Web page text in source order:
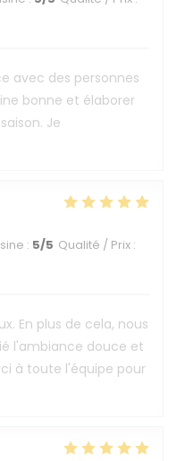
avec des personnes
bonne et élaborer
Je
: 5/5 Qualité / Prix :
En plus de cela, nous
l'ambiance douce et
à toute l'équipe pour